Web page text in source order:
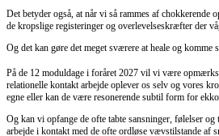
Det betyder også, at når vi så rammes af chokkerende
de kropslige registeringer og overlevelseskræfter der
Og det kan gøre det meget sværere at heale og komme
På de 12 moduldage i foråret 2027 vil vi være
relationelle kontakt arbejde oplever os selv og vores
egne eller kan de være resonerende subtil form for
Og kan vi opfange de ofte tabte sansninger, følelser og
arbejde i kontakt med de ofte ordløse vævstilstande af